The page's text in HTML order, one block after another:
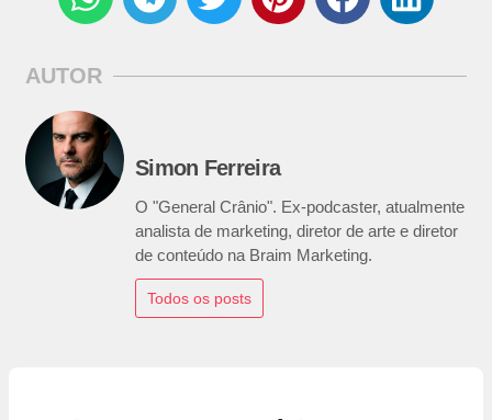
AUTOR
Simon Ferreira
O "General Crânio". Ex-podcaster, atualmente
analista de marketing, diretor de arte e diretor
de conteúdo na Braim Marketing.
Todos os posts